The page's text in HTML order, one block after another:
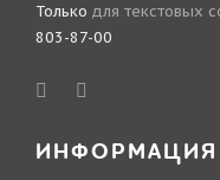
Только для текстовых
803-87-00
ИНФОРМАЦИЯ